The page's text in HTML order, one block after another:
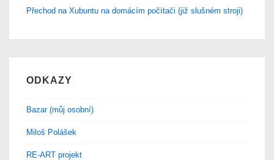
Přechod na Xubuntu na domácím počítači (již slušném stroji)
ODKAZY
Bazar (můj osobní)
Miloš Polášek
RE-ART projekt